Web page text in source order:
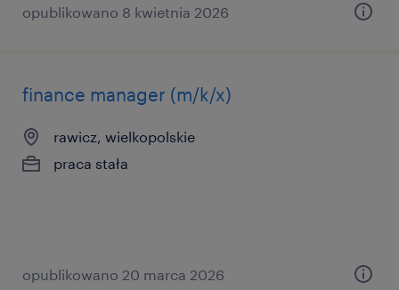
opublikowano 8 kwietnia 2026
finance manager (m/k/x)
rawicz, wielkopolskie
praca stała
opublikowano 20 marca 2026